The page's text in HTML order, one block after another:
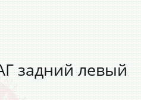
задний левый